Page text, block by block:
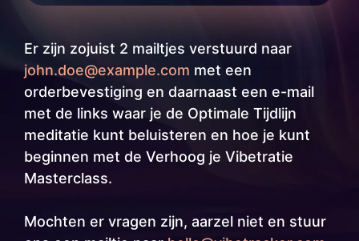
Er zijn zojuist 2 mailtjes verstuurd naar
john.doe@example.com met een
orderbevestiging en daarnaast een e-mail
met de links waar je de Optimale Tijdlijn
meditatie kunt beluisteren en hoe je kunt
beginnen met de Verhoog je Vibetratie
Masterclass.
Mochten er vragen zijn, aarzel niet en stuur